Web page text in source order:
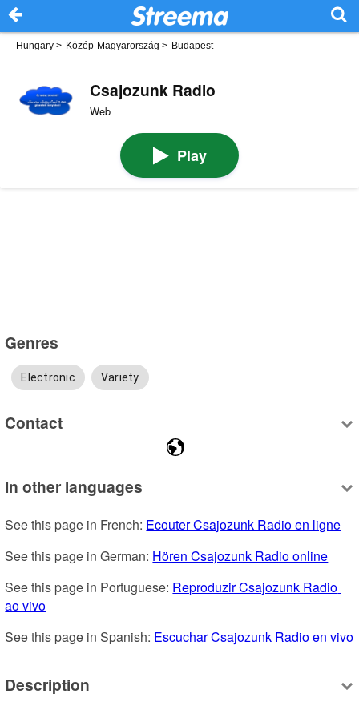
Hungary > Közép-Magyarország > Budapest
Csajozunk Radio
Web
Play
Genres
Electronic Variety
Contact
In other languages
See this page in French: Ecouter Csajozunk Radio en ligne
See this page in German: Hören Csajozunk Radio online
See this page in Portuguese: Reproduzir Csajozunk Radio
ao vivo
See this page in Spanish: Escuchar Csajozunk Radio en vivo
Description